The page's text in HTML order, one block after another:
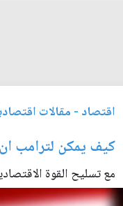
اقتصاد - مقالات
كيف يمكن لترامب
مع تسليح القوة